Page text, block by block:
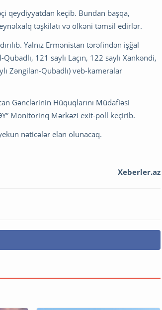
qeydiyyatdan keçib. Bundan başqa,
təşkilatı və ölkəni təmsil edirlər.
Yalnız Ermənistan tərəfindən işğal
121 saylı Laçın, 122 saylı Xankəndi,
Zəngilan-Qubadlı) veb-kameralar
Gənclərinin Hüquqlarını Müdafiəsi
Monitorinq Mərkəzi exit-poll keçirib.
nəticələr elan olunacaq.
Xeberler.az